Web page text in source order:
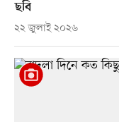
ছবি
২২ জুলাই ২০২৬